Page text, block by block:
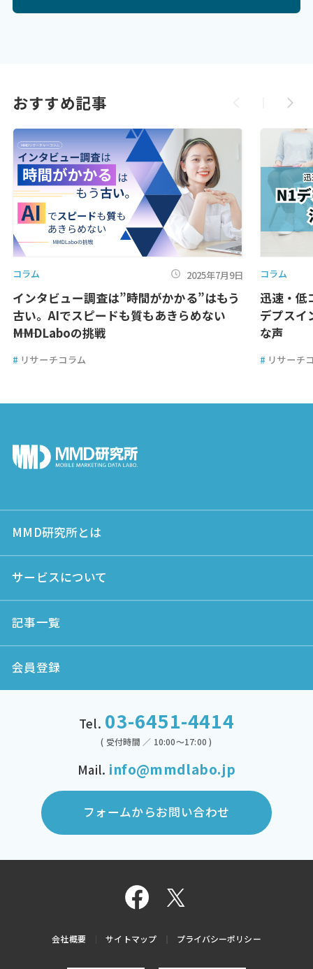
おすすめ記事
コラム 2025年7月9日
インタビュー調査は”時間がかかる”はもう
古い。AIでスピードも質もあきらめない
――MMDLaboの挑戦
# リサーチコラム
コラム
迅速・低
デプスイ
な声
# リサーチ
MMD研究所とは
サービスについて
記事一覧
会員登録
Tel. 03-6451-4414
( 受付時間 ／ 10:00～17:00 )
Mail. info@mmdlabo.jp
フォームからお問い合わせ
会社概要 サイトマップ プライバシーポリシー